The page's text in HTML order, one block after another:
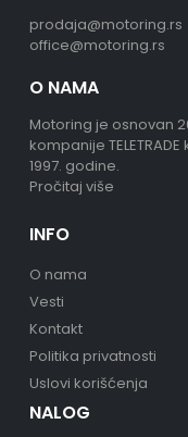
prodaja@motoring.rs
office@motoring.rs
O NAMA
Motoring je osnovan
kompanije
1997. godine.
Pročitaj više
INFO
O nama
Vesti
Kontakt
Politika privatnosti
Uslovi korišćenja
NALOG